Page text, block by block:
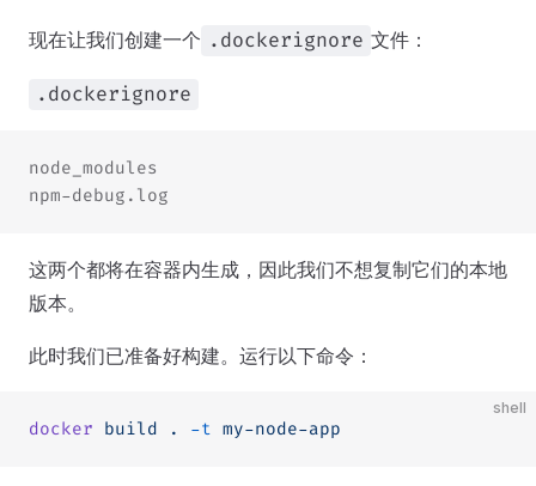
现在让我们创建一个 .dockerignore 文件：
.dockerignore
node_modules
npm-debug.log
这两个都将在容器内生成，因此我们不想复制它们的本地
版本。
此时我们已准备好构建。运行以下命令：
shell
docker build . -t my-node-app